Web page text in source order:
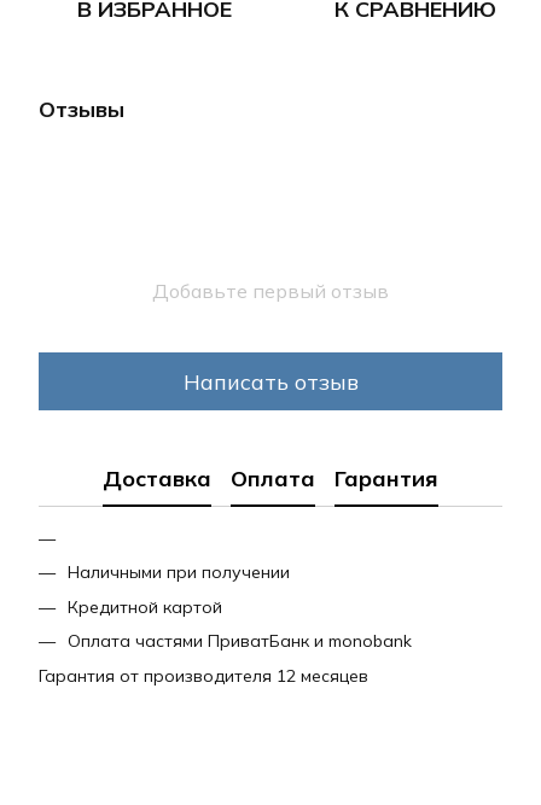
В ИЗБРАННОЕ К СРАВНЕНИЮ
Отзывы
Добавьте первый отзыв
Написать отзыв
Доставка Оплата Гарантия
Наличными при получении
Кредитной картой
Оплата частями ПриватБанк и monobank
Гарантия от производителя 12 месяцев